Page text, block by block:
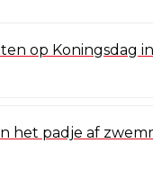
op Koningsdag
het padje af